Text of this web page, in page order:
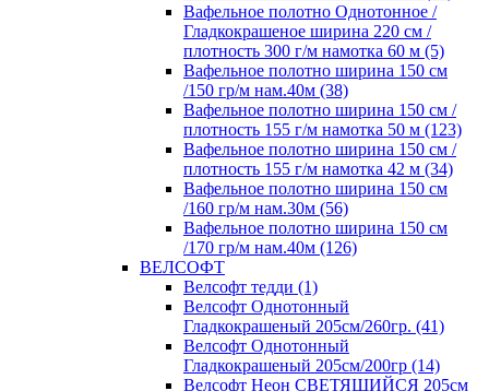
Вафельное полотно Однотонное /
Гладкокрашеное ширина 220 см /
плотность 300 г/м намотка 60 м (5)
Вафельное полотно ширина 150 см
/150 гр/м нам.40м (38)
Вафельное полотно ширина 150 см /
плотность 155 г/м намотка 50 м (123)
Вафельное полотно ширина 150 см /
плотность 155 г/м намотка 42 м (34)
Вафельное полотно ширина 150 см
/160 гр/м нам.30м (56)
Вафельное полотно ширина 150 см
/170 гр/м нам.40м (126)
ВЕЛСОФТ
Велсофт тедди (1)
Велсофт Однотонный
Гладкокрашеный 205см/260гр. (41)
Велсофт Однотонный
Гладкокрашеный 205см/200гр (14)
Велсофт Неон СВЕТЯЩИЙСЯ 205см